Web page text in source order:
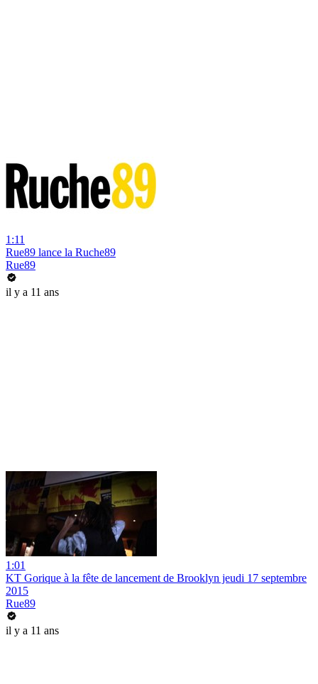
1:11
Rue89 lance la Ruche89
Rue89
il y a 11 ans
1:01
KT Gorique à la fête de lancement de Brooklyn jeudi 17 septembre
2015
Rue89
il y a 11 ans